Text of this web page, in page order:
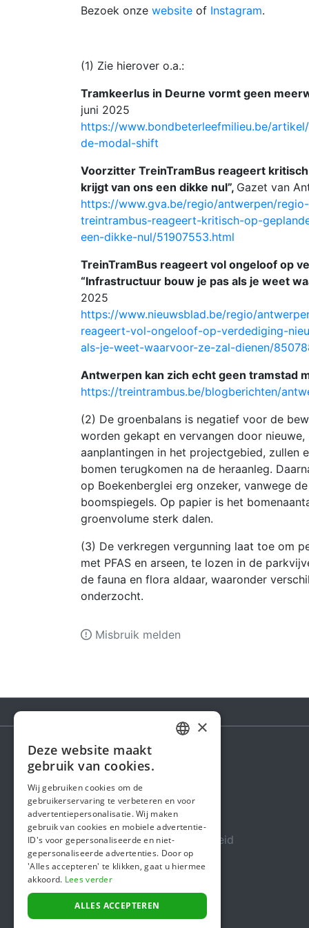
Bezoek onze website of Instagram.
(1) Zie hierover o.a.:
Tramkeerlus in Deurne vormt geen
juni 2025
https://www.bondbeterleefmilieu.be/
de-modal-shift
Voorzitter TreinTramBus reageert
krijgt van ons een dikke nul”, Gazet van
https://www.gva.be/regio/antwerpen/
treintrambus-reageert-kritisch-op-
een-dikke-nul/51907553.html
TreinTramBus reageert vol ongeloof op
“Infrastructuur bouw je pas als je weet
2025
https://www.nieuwsblad.be/regio/
reageert-vol-ongeloof-op-verdediging-
als-je-weet-waarvoor-ze-zal-dienen/
Antwerpen kan zich echt geen tramstad
https://treintrambus.be/blogberichten/
(2) De groenbalans is negatief voor de
worden gekapt en vervangen door
aanplantingen in het projectgebied, zullen
bomen terugkomen na de heraanleg.
op Boekenberglei erg onzeker, vanwege
boomspiegels. Op papier is het
groenvolume sterk dalen.
(3) De verkregen vergunning laat toe om
met PFAS en arseen, te lozen in de
de fauna en flora aldaar, waaronder
onderzocht.
Misbruik melden
Steunactie
Over ons
In de media
Veiligheid & Betrouwbaarheid
Algemene voorwaarden
Privacybeleid
Cookiebeleid
ENGLISH
×
Deze website maakt
gebruik van cookies.
Wij gebruiken cookies om de
gebruikerservaring te verbeteren en voor
advertentiepersonalisatie. Wij maken
gebruik van cookies en mobiele advertentie-
ID's voor gepersonaliseerde en niet-
gepersonaliseerde advertenties. Door op
'Alles accepteren' te klikken, gaat u hiermee
akkoord. Lees verder
ALLES ACCEPTEREN